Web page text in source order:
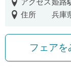
アクセス姫路
住所
兵庫
フェアを